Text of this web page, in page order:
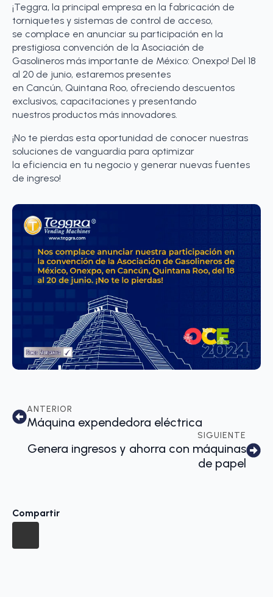
¡Teggra, la principal empresa en la fabricación de
torniquetes y sistemas de control de acceso,
se complace en anunciar su participación en la
prestigiosa convención de la Asociación de
Gasolineros más importante de México: Onexpo! Del 18
al 20 de junio, estaremos presentes
en Cancún, Quintana Roo, ofreciendo descuentos
exclusivos, capacitaciones y presentando
nuestros productos más innovadores.
¡No te pierdas esta oportunidad de conocer nuestras
soluciones de vanguardia para optimizar
la eficiencia en tu negocio y generar nuevas fuentes
de ingreso!
ANTERIOR
Máquina expendedora eléctrica
SIGUIENTE
Genera ingresos y ahorra con máquinas
de papel
Compartir